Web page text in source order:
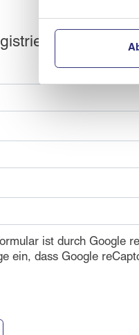
ist durch Google
ein, dass Google